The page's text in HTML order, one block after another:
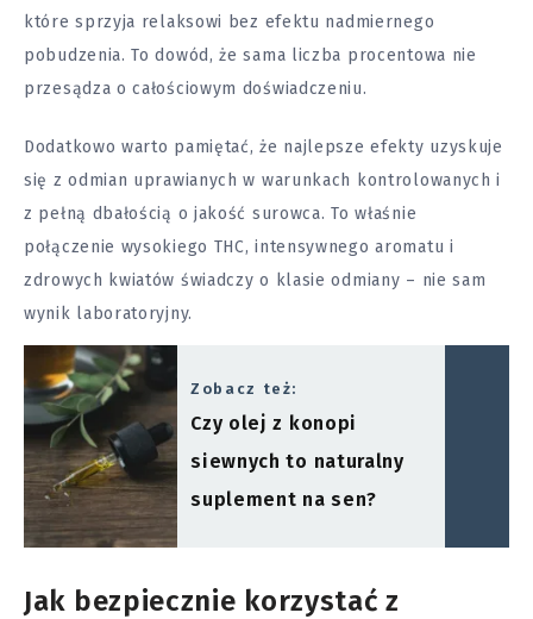
które sprzyja relaksowi bez efektu nadmiernego
pobudzenia. To dowód, że sama liczba procentowa nie
przesądza o całościowym doświadczeniu.
Dodatkowo warto pamiętać, że najlepsze efekty uzyskuje
się z odmian uprawianych w warunkach kontrolowanych i
z pełną dbałością o jakość surowca. To właśnie
połączenie wysokiego THC, intensywnego aromatu i
zdrowych kwiatów świadczy o klasie odmiany – nie sam
wynik laboratoryjny.
Zobacz też:
Czy olej z konopi
siewnych to naturalny
suplement na sen?
Jak bezpiecznie korzystać z